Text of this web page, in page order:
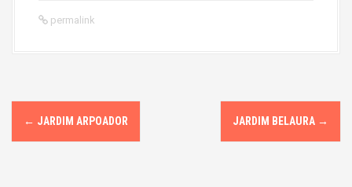
permalink
P
o
← JARDIM ARPOADOR JARDIM BELAURA →